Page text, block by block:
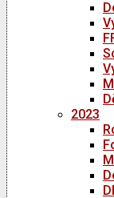
2023